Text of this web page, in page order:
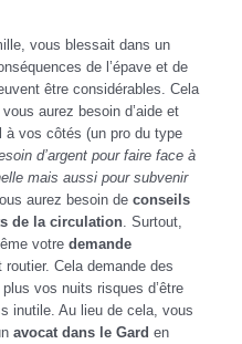
vous blessait dans un
de l’épave et de
être considérables. Cela
aurez besoin d’aide et
à vos côtés (un pro du type
d’argent pour faire face à
mais aussi pour subvenir
aurez besoin de conseils
de la circulation . Surtout,
votre demande
routier. Cela demande des
vos nuits risques d’être
inutile. Au lieu de cela, vous
avocat dans le Gard en